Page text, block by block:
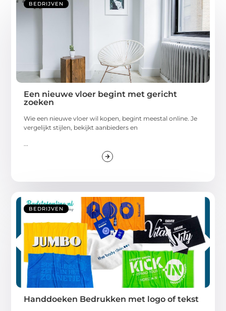
BEDRIJVEN
Een nieuwe vloer begint met gericht
zoeken
Wie een nieuwe vloer wil kopen, begint meestal online. Je
vergelijkt stijlen, bekijkt aanbieders en
...
BEDRIJVEN
Handdoeken Bedrukken met logo of tekst